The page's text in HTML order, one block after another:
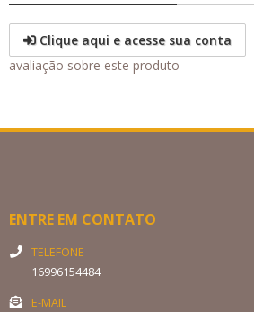
Clique aqui e acesse sua conta
avaliação sobre este produto
ENTRE EM CONTATO
TELEFONE
16996154484
E-MAIL